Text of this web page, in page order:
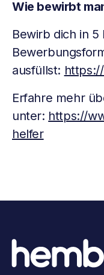
Wie bewirbt
Bewirb dich in
ausfüllst:
Erfahre mehr
unter: https://
helfer